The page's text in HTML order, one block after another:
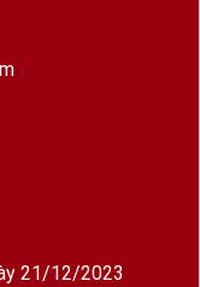
21/12/2023